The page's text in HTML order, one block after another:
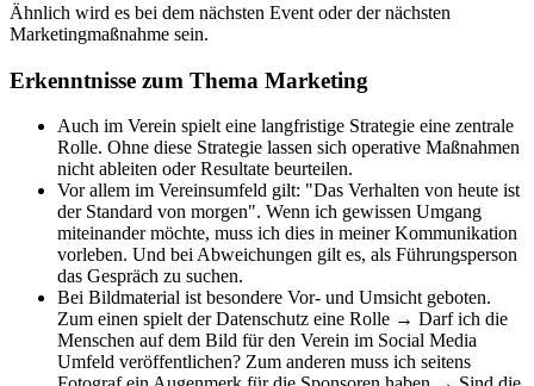
Ähnlich wird es bei dem nächsten Event oder der nächsten
Marketingmaßnahme sein.
Erkenntnisse zum Thema Marketing
Auch im Verein spielt eine langfristige Strategie eine zentrale
Rolle. Ohne diese Strategie lassen sich operative Maßnahmen
nicht ableiten oder Resultate beurteilen.
Vor allem im Vereinsumfeld gilt: "Das Verhalten von heute ist
der Standard von morgen". Wenn ich gewissen Umgang
miteinander möchte, muss ich dies in meiner Kommunikation
vorleben. Und bei Abweichungen gilt es, als Führungsperson
das Gespräch zu suchen.
Bei Bildmaterial ist besondere Vor- und Umsicht geboten.
Zum einen spielt der Datenschutz eine Rolle → Darf ich die
Menschen auf dem Bild für den Verein im Social Media
Umfeld veröffentlichen? Zum anderen muss ich seitens